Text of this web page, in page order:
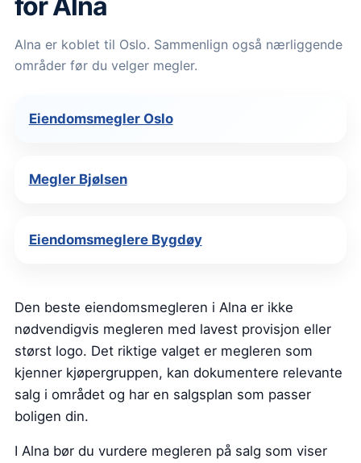
Alna er koblet til Oslo. Sammenlign også nærliggende
områder før du velger megler.
Eiendomsmegler Oslo
Megler Bjølsen
Eiendomsmeglere Bygdøy
Den beste eiendomsmegleren i Alna er ikke
nødvendigvis megleren med lavest provisjon eller
størst logo. Det riktige valget er megleren som
kjenner kjøpergruppen, kan dokumentere relevante
salg i området og har en salgsplan som passer
boligen din.
I Alna bør du vurdere megleren på salg som viser